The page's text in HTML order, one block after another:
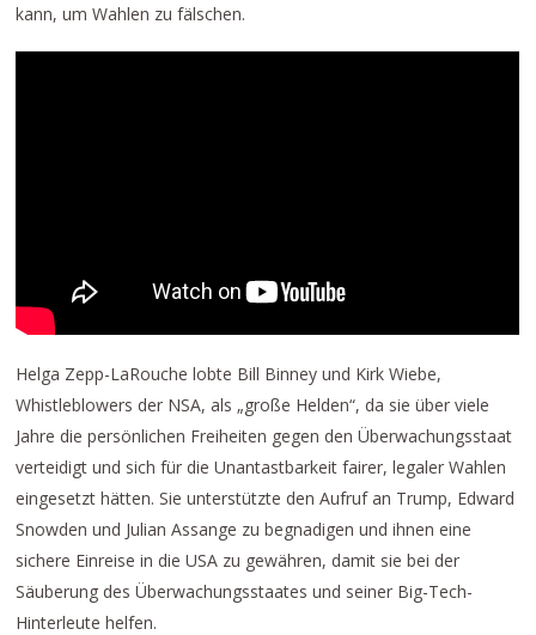
kann, um Wahlen zu fälschen.
Helga Zepp-LaRouche lobte Bill Binney und Kirk Wiebe,
Whistleblowers der NSA, als „große Helden“, da sie über viele
Jahre die persönlichen Freiheiten gegen den Überwachungsstaat
verteidigt und sich für die Unantastbarkeit fairer, legaler Wahlen
eingesetzt hätten. Sie unterstützte den Aufruf an Trump, Edward
Snowden und Julian Assange zu begnadigen und ihnen eine
sichere Einreise in die USA zu gewähren, damit sie bei der
Säuberung des Überwachungsstaates und seiner Big-Tech-
Hinterleute helfen.